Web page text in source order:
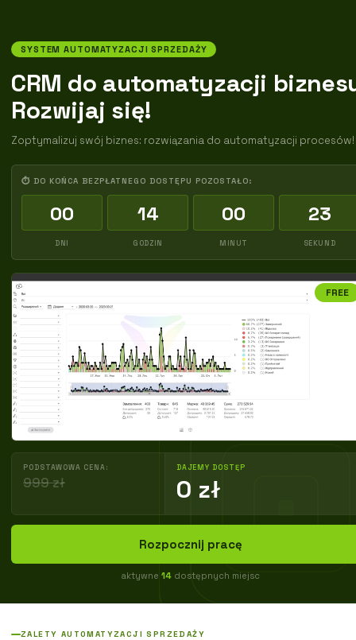
SYSTEM AUTOMATYZACJI SPRZEDAŻY
CRM do automatyzacji
Rozwijaj się!
Zoptymalizuj swój biznes: rozwiązania do automatyzacji procesów!
⏱ DO KOŃCA BEZPŁATNEGO DOSTĘPU POZOSTAŁO:
00
DNI
14
GODZIN
00
MINUT
22
SEKUND
FREE
PODSTAWOWA CENA:
999 zł
DAJEMY DOSTĘP
0 zł
Rozpocznij pracę
aktywne 14 dostępnych miejsc
ZALETY AUTOMATYZACJI SPRZEDAŻY